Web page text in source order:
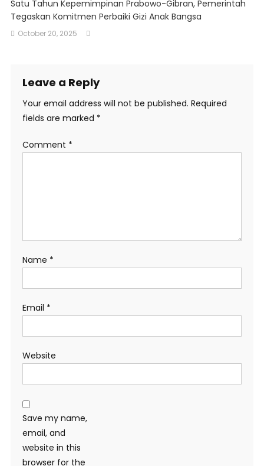
Satu Tahun Kepemimpinan Prabowo-Gibran, Pemerintah
Tegaskan Komitmen Perbaiki Gizi Anak Bangsa
October 20, 2025
Leave a Reply
Your email address will not be published. Required
fields are marked *
Comment *
Name *
Email *
Website
Save my name,
email, and
website in this
browser for the